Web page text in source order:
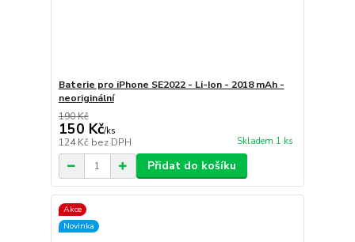
Baterie pro iPhone SE2022 - Li-Ion - 2018 mAh -
neoriginální
190 Kč
150 Kč/ks
124 Kč bez DPH Skladem 1 ks
Přidat do košíku
Akce
Novinka